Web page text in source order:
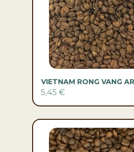
VIETNAM RONG VANG
5,45 €